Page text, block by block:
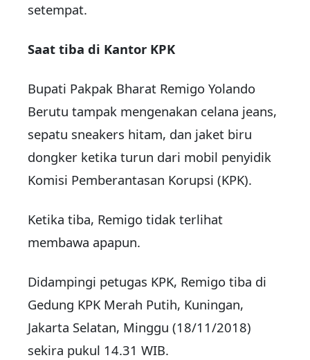
setempat.
Saat tiba di Kantor KPK
Bupati Pakpak Bharat Remigo Yolando
Berutu tampak mengenakan celana jeans,
sepatu sneakers hitam, dan jaket biru
dongker ketika turun dari mobil penyidik
Komisi Pemberantasan Korupsi (KPK).
Ketika tiba, Remigo tidak terlihat
membawa apapun.
Didampingi petugas KPK, Remigo tiba di
Gedung KPK Merah Putih, Kuningan,
Jakarta Selatan, Minggu (18/11/2018)
sekira pukul 14.31 WIB.